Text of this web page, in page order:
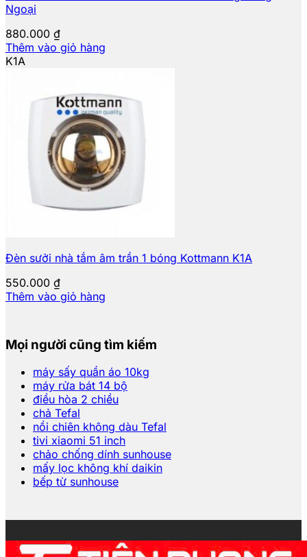
Ngoại
880.000 ₫
Thêm vào giỏ hàng
K1A
Đèn sưởi nhà tắm âm trần 1 bóng Kottmann K1A
550.000 ₫
Thêm vào giỏ hàng
Mọi người cũng tìm kiếm
máy sấy quần áo 10kg
máy rửa bát 14 bộ
điều hòa 2 chiều
chả Tefal
nồi chiên không dàu Tefal
tivi xiaomi 51 inch
chảo chống dính sunhouse
mấy lọc không khí daikin
bếp từ sunhouse